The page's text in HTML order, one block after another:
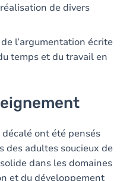
de divers
l’argumentation écrite
temps et du travail en
ont été pensés
des adultes soucieux de
dans les domaines
et du développement